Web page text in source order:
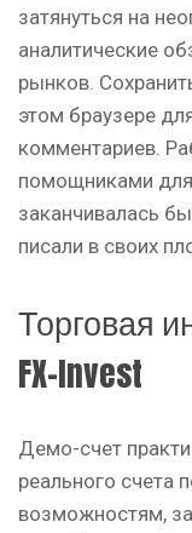
затянуться на
аналитические
рынков.
этом браузере
комментариев.
помощниками для
заканчивалась
писали в своих
Торговая
FX-Invest
Демо-счет
реального счета
возможностям,